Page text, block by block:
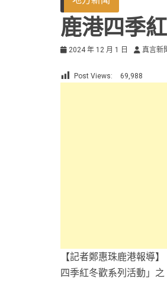
鹿港四季
2024 年 12 月 1 日 真言新
Post Views: 69,988
【記者鄭惠珠鹿港報導
四季紅冬歡系列活動」